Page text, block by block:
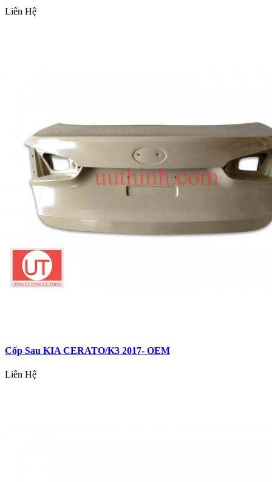
Liên Hệ
Cốp Sau KIA CERATO/K3 2017- OEM
Liên Hệ